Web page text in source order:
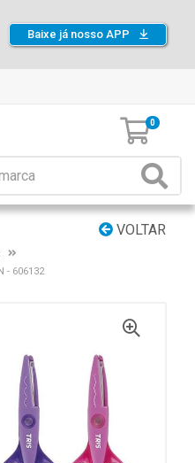
Baixe já nosso APP
0
VOLTAR
- 606132